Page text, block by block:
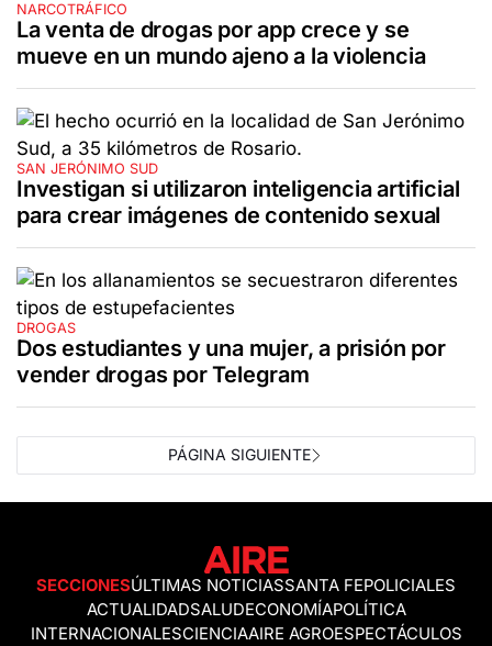
NARCOTRÁFICO
La venta de drogas por app crece y se
mueve en un mundo ajeno a la violencia
SAN JERÓNIMO SUD
Investigan si utilizaron inteligencia artificial
para crear imágenes de contenido sexual
DROGAS
Dos estudiantes y una mujer, a prisión por
vender drogas por Telegram
PÁGINA SIGUIENTE
SECCIONESÚLTIMAS NOTICIASSANTA FEPOLICIALES
ACTUALIDADSALUDECONOMÍAPOLÍTICA
INTERNACIONALESCIENCIAAIRE AGROESPECTÁCULOS